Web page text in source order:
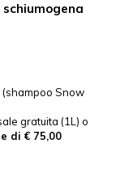
(shampoo Snow
gratuita (1L) o
di € 75,00